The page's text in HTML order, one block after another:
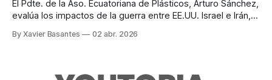
El Pdte. de la Aso. Ecuatoriana de Plásticos, Arturo Sánchez,
evalúa los impactos de la guerra entre EE.UU. Israel e Irán,
By Xavier Basantes 02 abr. 2026